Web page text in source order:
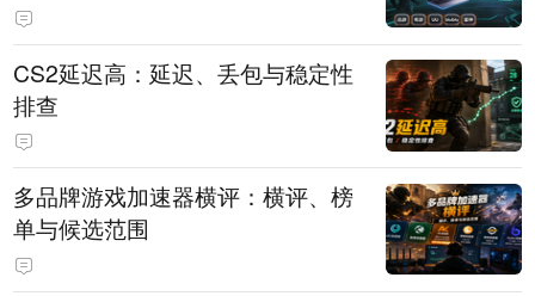
CS2延迟高：延迟、丢包与稳定性
排查
多品牌游戏加速器横评：横评、榜
单与候选范围